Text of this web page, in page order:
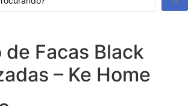
Facas Black
– Ke Home